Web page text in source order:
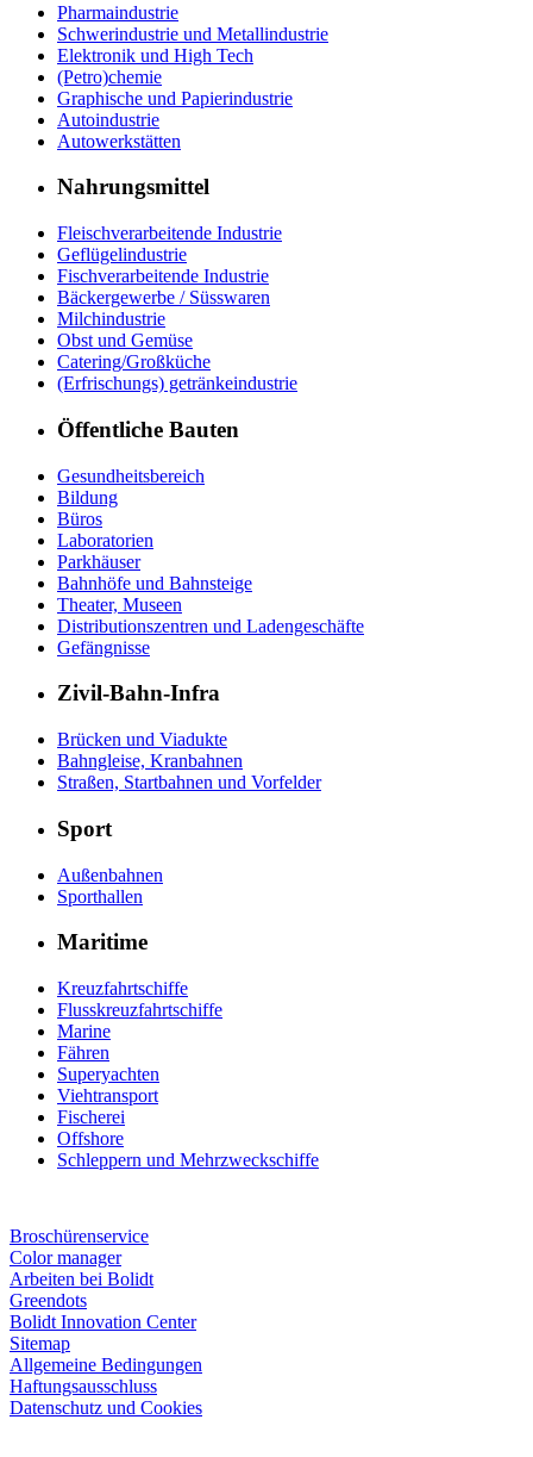
Pharmaindustrie
Schwerindustrie und Metallindustrie
Elektronik und High Tech
(Petro)chemie
Graphische und Papierindustrie
Autoindustrie
Autowerkstätten
Nahrungsmittel
Fleischverarbeitende Industrie
Geflügelindustrie
Fischverarbeitende Industrie
Bäckergewerbe / Süsswaren
Milchindustrie
Obst und Gemüse
Catering/Großküche
(Erfrischungs) getränkeindustrie
Öffentliche Bauten
Gesundheitsbereich
Bildung
Büros
Laboratorien
Parkhäuser
Bahnhöfe und Bahnsteige
Theater, Museen
Distributionszentren und Ladengeschäfte
Gefängnisse
Zivil-Bahn-Infra
Brücken und Viadukte
Bahngleise, Kranbahnen
Straßen, Startbahnen und Vorfelder
Sport
Außenbahnen
Sporthallen
Maritime
Kreuzfahrtschiffe
Flusskreuzfahrtschiffe
Marine
Fähren
Superyachten
Viehtransport
Fischerei
Offshore
Schleppern und Mehrzweckschiffe
Broschürenservice
Color manager
Arbeiten bei Bolidt
Greendots
Bolidt Innovation Center
Sitemap
Allgemeine Bedingungen
Haftungsausschluss
Datenschutz und Cookies